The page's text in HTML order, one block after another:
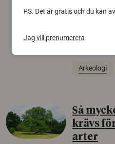
skomode och
Arkeologi
Så
krävs
arter
PS. Det är gratis och du kan
Jag vill prenumerera